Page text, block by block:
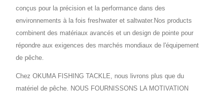
conçus pour la précision et la performance dans des
environnements à la fois freshwater et saltwater.Nos products
combinent des matériaux avancés et un design de pointe pour
répondre aux exigences des marchés mondiaux de l'équipement
de pêche.
Chez OKUMA FISHING TACKLE, nous livrons plus que du
matériel de pêche. NOUS FOURNISSONS LA MOTIVATION